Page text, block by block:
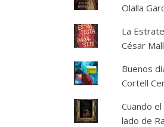
Olalla
La
César
Buenos
Cortell
Cuando
lado de